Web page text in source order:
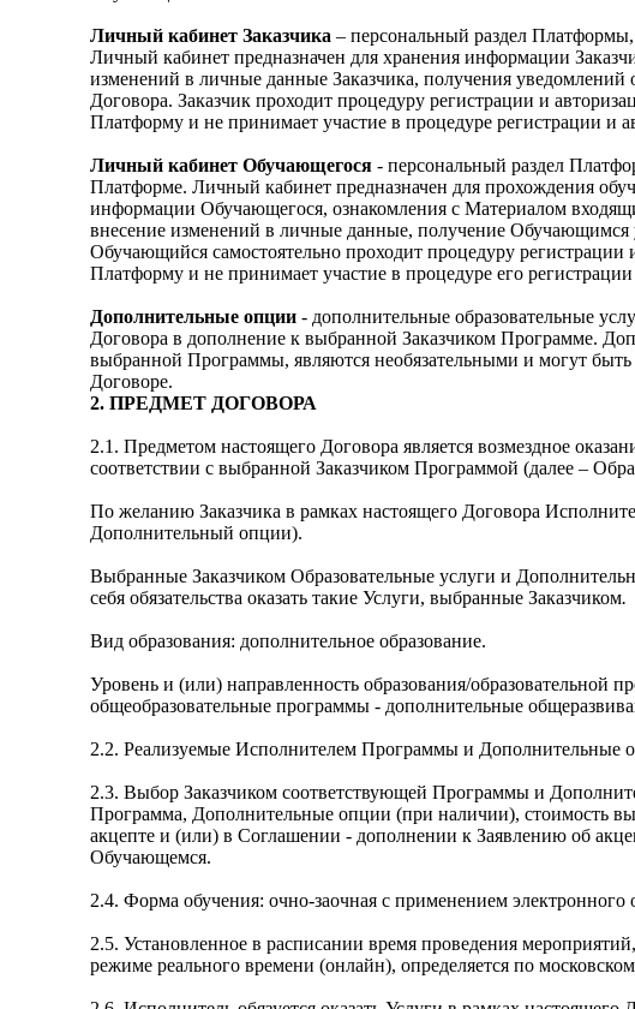
Личный кабинет Заказчика – персональный раздел
Личный кабинет предназначен для хранения информации
изменений в личные данные Заказчика, получения
Договора. Заказчик проходит процедуру регистрации и
Платформу и не принимает участие в процедуре регистрации и
Личный кабинет Обучающегося - персональный раздел
Платформе. Личный кабинет предназначен для прохождения
информации Обучающегося, ознакомления с Материалом
внесение изменений в личные данные, получение Обучающимся
Обучающийся самостоятельно проходит процедуру
Платформу и не принимает участие в процедуре его
Дополнительные опции - дополнительные образовательные
Договора в дополнение к выбранной Заказчиком Программе.
выбранной Программы, являются необязательными и могут
Договоре.
2. ПРЕДМЕТ ДОГОВОРА
2.1. Предметом настоящего Договора является возмездное
соответствии с выбранной Заказчиком Программой (далее –
По желанию Заказчика в рамках настоящего Договора
Дополнительный опции).
Выбранные Заказчиком Образовательные услуги и
себя обязательства оказать такие Услуги, выбранные Заказчиком.
Вид образования: дополнительное образование.
Уровень и (или) направленность образования/
общеобразовательные программы - дополнительные
2.2. Реализуемые Исполнителем Программы и Дополнительные
2.3. Выбор Заказчиком соответствующей Программы и
Программа, Дополнительные опции (при наличии), стоимость
акцепте и (или) в Соглашении - дополнении к Заявлению об
Обучающемся.
2.4. Форма обучения: очно-заочная с применением
2.5. Установленное в расписании время проведения
режиме реального времени (онлайн), определяется по